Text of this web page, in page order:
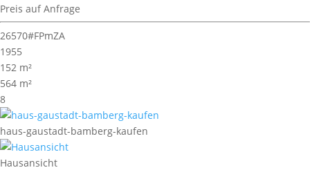
Preis auf Anfrage
26570#FPmZA
1955
152 m²
564 m²
8
haus-gaustadt-bamberg-kaufen
Hausansicht